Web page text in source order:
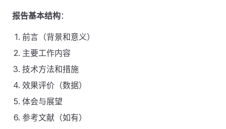
报告基本结构：
前言（背景和意义）
主要工作内容
技术方法和措施
效果评价（数据）
体会与展望
参考文献（如有）